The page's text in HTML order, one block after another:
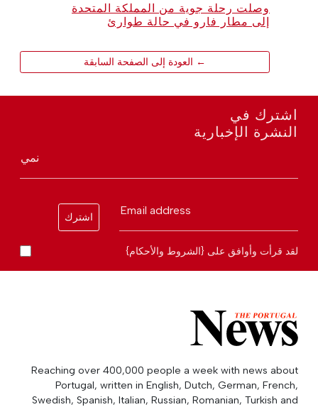
وصلت رحلة جوية من المملكة المتحدة
إلى مطار فارو في حالة طوارئ
← العودة إلى الصفحة السابقة
اشترك في
النشرة الإخبارية
نمي
Email address
اشترك
لقد قرأت وأوافق على {الشروط والأحكام}
Reaching over 400,000 people a week with news about
Portugal, written in English, Dutch, German, French,
Swedish, Spanish, Italian, Russian, Romanian, Turkish and